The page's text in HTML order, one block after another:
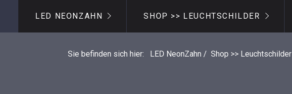
LED NEONZAHN SHOP >> LEUCHTSCHILDER
Sie befinden sich hier: LED NeonZahn / Shop >> Leuchtschilder